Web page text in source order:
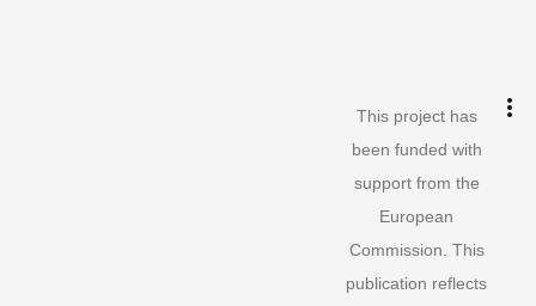
This project has
been funded with
support from the
European
Commission. This
publication reflects
more_vert